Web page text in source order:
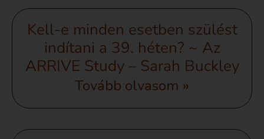
Kell-e minden esetben szülést
indítani a 39. héten? ~ Az
ARRIVE Study – Sarah Buckley
Tovább olvasom »